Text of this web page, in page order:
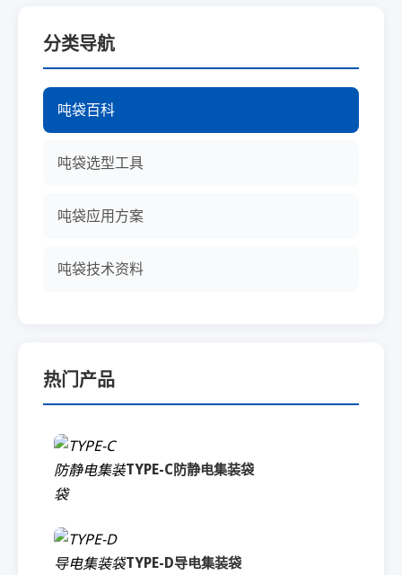
分类导航
吨袋百科
吨袋选型工具
吨袋应用方案
吨袋技术资料
热门产品
TYPE-C防静电集装袋
TYPE-D导电集装袋